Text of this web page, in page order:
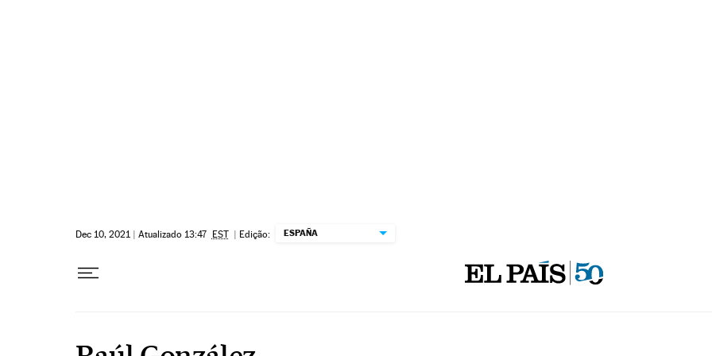
Dec 10, 2021 | Atualizado 13:47 EST | Edição: ESPAÑA